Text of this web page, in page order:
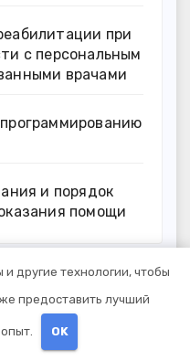
при
с персональным
врачами
и порядок
помощи
другие технологии, чтобы
предоставить лучший
OK